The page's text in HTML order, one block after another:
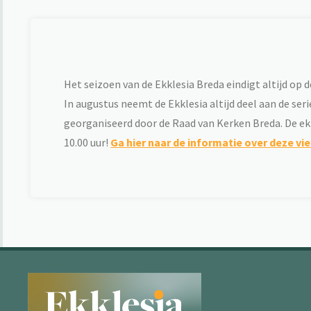
Het seizoen van de Ekklesia Breda eindigt altijd op
In augustus neemt de Ekklesia altijd deel aan de
georganiseerd door de Raad van Kerken Breda. De
10.00 uur! Ga hier naar de informatie over deze